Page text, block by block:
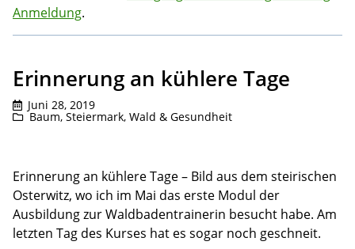
Anmeldung.
Erinnerung an kühlere Tage
Juni 28, 2019
Baum, Steiermark, Wald & Gesundheit
Erinnerung an kühlere Tage – Bild aus dem steirischen
Osterwitz, wo ich im Mai das erste Modul der
Ausbildung zur Waldbadentrainerin besucht habe. Am
letzten Tag des Kurses hat es sogar noch geschneit.